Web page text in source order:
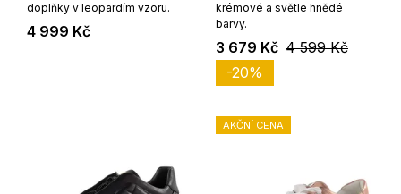
doplňky v leopardím vzoru.
4 999 Kč
krémové a světle hnědé
barvy.
3 679 Kč 4 599 Kč
-20%
AKČNÍ CENA